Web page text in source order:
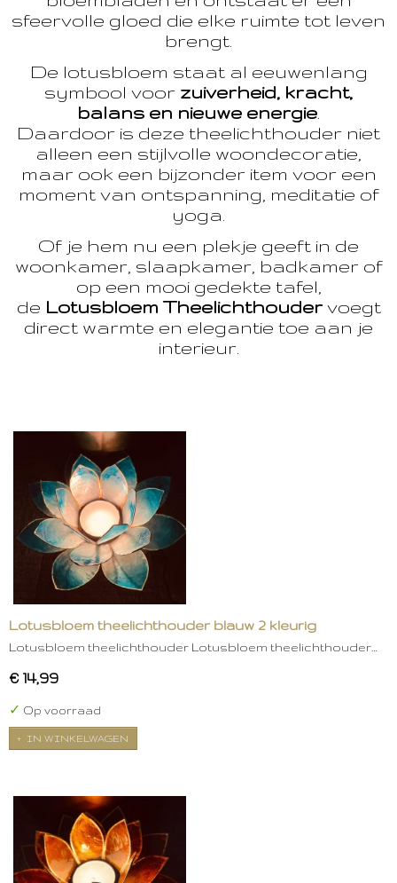
sfeervolle gloed die elke ruimte tot leven
brengt.
De lotusbloem staat al eeuwenlang
symbool voor zuiverheid, kracht,
balans en nieuwe energie
Daardoor is deze theelichthouder niet
alleen een stijlvolle woondecoratie,
maar ook een bijzonder item voor een
moment van ontspanning, meditatie of
yoga.
Of je hem nu een plekje geeft in de
woonkamer, slaapkamer, badkamer of
op een mooi gedekte tafel,
de Lotusbloem Theelichthoudervoegt
direct warmte en elegantie toe aan je
interieur.
Lotusbloem theelichthouder blauw 2 kleurig
Lotusbloem theelichthouder Lotusbloem theelichthouder…
€ 14,99
✓ Op voorraad
IN WINKELWAGEN